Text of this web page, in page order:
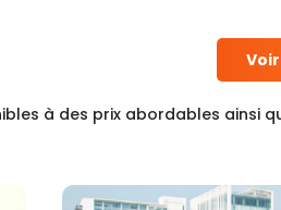
à des prix abordables ainsi